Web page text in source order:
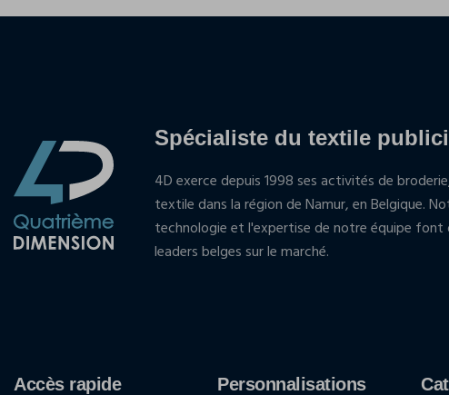
Spécialiste du textile
4D exerce depuis 1998 ses activités de
textile dans la région de Namur, en Belgique.
technologie et l'expertise de notre équipe font
leaders belges sur le marché.
Accès rapide Personnalisations